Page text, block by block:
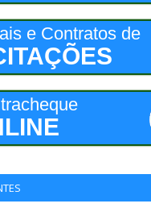
e Contratos de